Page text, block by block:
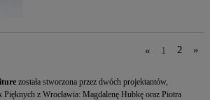
« 1 2 »
została stworzona przez dwóch projektantów,
z Wrocławia: Magdalenę Hubkę oraz Piotra